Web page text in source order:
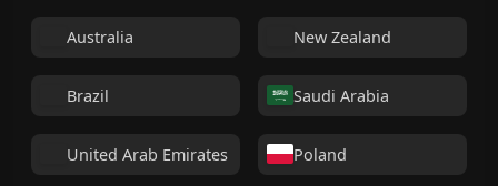
Australia New Zealand
Brazil Saudi Arabia
United Arab Emirates Poland